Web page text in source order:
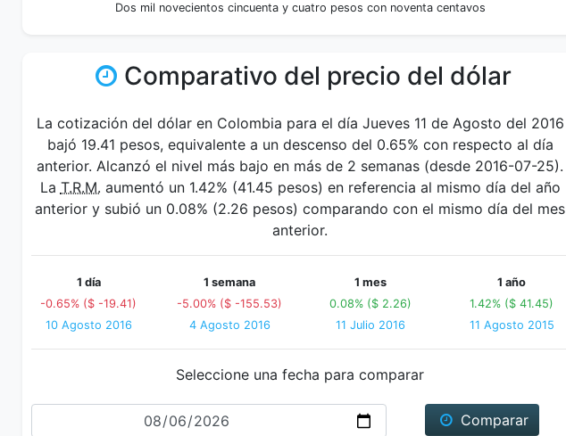
Dos mil novecientos cincuenta y cuatro pesos con noventa centavos
Comparativo del precio del dólar
La cotización del dólar en Colombia para el día Jueves 11 de Agosto del 2016
bajó 19.41 pesos, equivalente a un descenso del 0.65% con respecto al día
anterior. Alcanzó el nivel más bajo en más de 2 semanas (desde 2016-07-25).
La T.R.M. aumentó un 1.42% (41.45 pesos) en referencia al mismo día del año
anterior y subió un 0.08% (2.26 pesos) comparando con el mismo día del mes
anterior.
1 día
-0.65% ($ -19.41)
10 Agosto 2016
1 semana
-5.00% ($ -155.53)
4 Agosto 2016
1 mes
0.08% ($ 2.26)
11 Julio 2016
1 año
1.42% ($ 41.45)
11 Agosto 2015
Seleccione una fecha para comparar
Fecha
Comparar